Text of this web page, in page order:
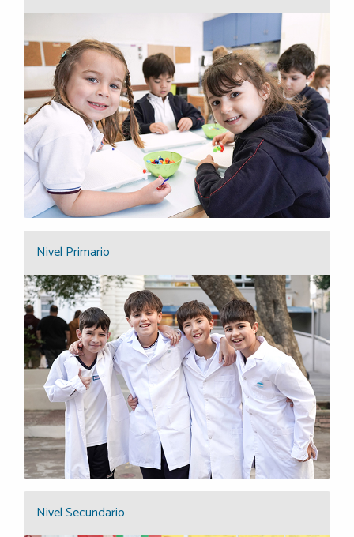
Nivel Primario
Nivel Secundario